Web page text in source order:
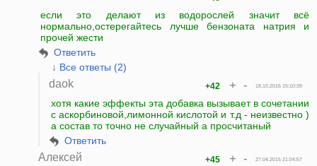
если это делают из водорослей значит всё
нормально,остерегайтесь лучше бензоната натрия и
прочей жести
Ответить
↓ Все ответы (2)
daok 18.10.2015 15:10:39
+42 + -
хотя какие эффекты эта добавка вызывает в сочетании
с аскорбиновой,лимонной кислотой и т.д - неизвестно )
а состав то точно не случайный а просчитаный
Ответить
Алексей 27.04.2015 21:04:57
+45 + -